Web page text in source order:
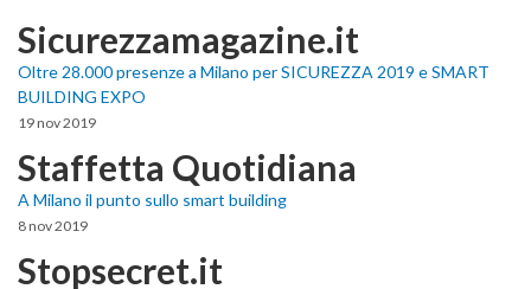
Sicurezzamagazine.it
Oltre 28.000 presenze a Milano per SICUREZZA 2019 e SMART
BUILDING EXPO
19 nov 2019
Staffetta Quotidiana
A Milano il punto sullo smart building
8 nov 2019
Stopsecret.it